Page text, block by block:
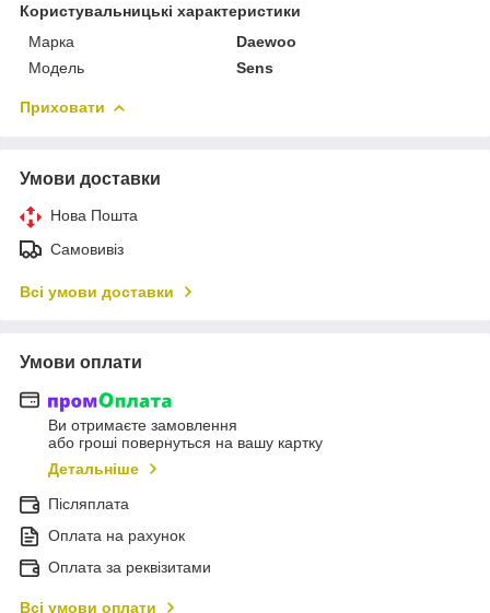
Користувальницькі характеристики
Марка
Daewoo
Модель
Sens
Приховати
Умови доставки
Нова Пошта
Самовивіз
Всі умови доставки
Умови оплати
Ви отримаєте замовлення
або гроші повернуться на вашу картку
Детальніше
Післяплата
Оплата на рахунок
Оплата за реквізитами
Всі умови оплати